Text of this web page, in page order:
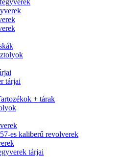
tárjai
+ tárak
es kaliberű revolverek
tárjai